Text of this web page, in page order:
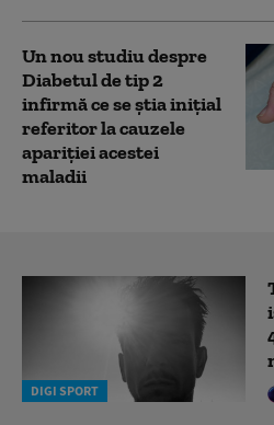
Un nou studiu despre
Diabetul de tip 2
infirmă ce se știa inițial
referitor la cauzele
apariției acestei
maladii
DIGI SPORT